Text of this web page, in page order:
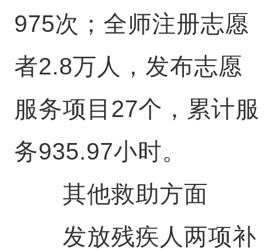
975次；全师注册志愿
者2.8万人，发布志愿
服务项目27个，累计服
务935.97小时。
其他救助方面
发放残疾人两项补